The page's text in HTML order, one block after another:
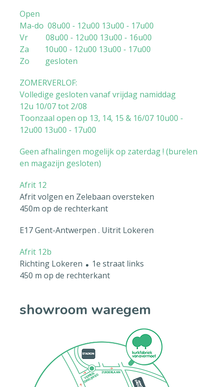
Open
Ma-do 08u00 - 12u00 13u00 - 17u00
Vr 08u00 - 12u00 13u00 - 16u00
Za 10u00 - 12u00 13u00 - 17u00
Zo gesloten
ZOMERVERLOF:
Volledige gesloten vanaf vrijdag namiddag
12u 10/07tot 2/08
Toonzaal open op 13, 14, 15 & 16/07 10u00 -
12u00 13u00 - 17u00
Geen afhalingen mogelijk op zaterdag ! (burelen
en magazijn gesloten)
Afrit 12
Afrit volgen en Zelebaan oversteken
450m op de rechterkant
E17 Gent-Antwerpen . Uitrit Lokeren
Afrit 12b
Richting Lokeren . 1e straat links
450 m op de rechterkant
showroom waregem